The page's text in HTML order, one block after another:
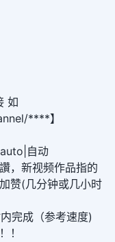
如
****】
自动
，新视频作品指的
赞(几分钟或几小时
完成（参考速度)
！